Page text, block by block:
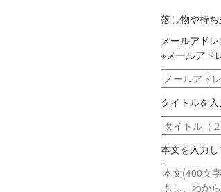
落し物や持
メールアド
※メールアド
メ
ー
ル
ア
ド
レ
ス
タイトルを入
タ
イ
ト
ル
本文を入力し
本
文